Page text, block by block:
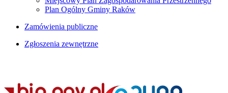
Plan Ogólny Gminy Raków
Zamówienia publiczne
Zgłoszenia zewnętrzne